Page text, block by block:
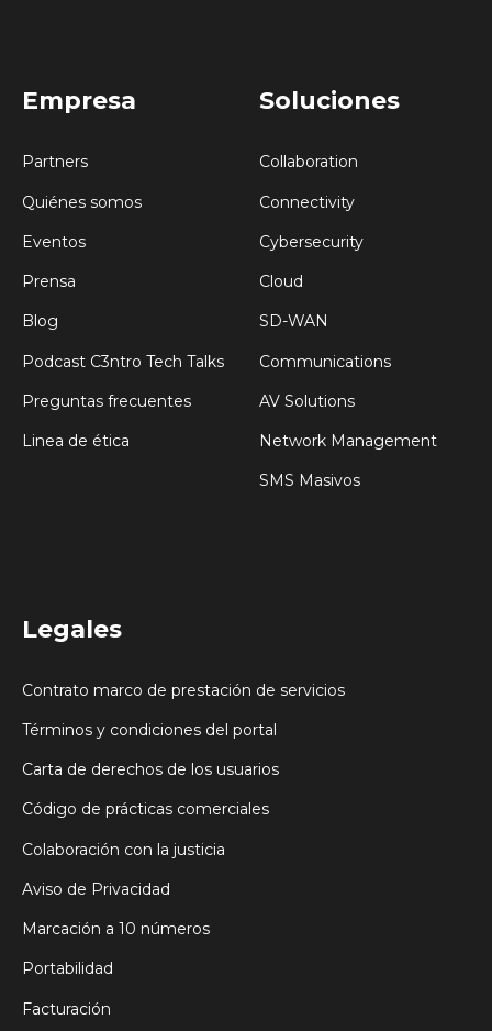
Empresa
Partners
Quiénes somos
Eventos
Prensa
Blog
Podcast C3ntro Tech Talks
Preguntas frecuentes
Linea de ética
Soluciones
Collaboration
Connectivity
Cybersecurity
Cloud
SD-WAN
Communications
AV Solutions
Network Management
SMS Masivos
Legales
Contrato marco de prestación de servicios
Términos y condiciones del portal
Carta de derechos de los usuarios
Código de prácticas comerciales
Colaboración con la justicia
Aviso de Privacidad
Marcación a 10 números
Portabilidad
Facturación